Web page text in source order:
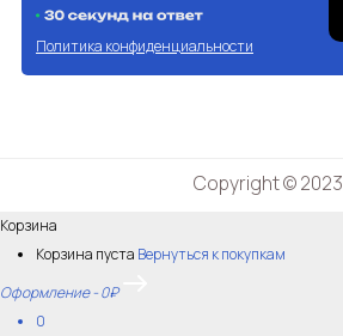
Политика конфиденциальности
Copyright © 2023
Корзина
Корзина пуста Вернуться к покупкам
Оформление-0₽
0